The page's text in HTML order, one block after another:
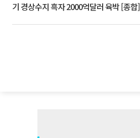
기 경상수지 흑자 2000억달러 육박 [종합]